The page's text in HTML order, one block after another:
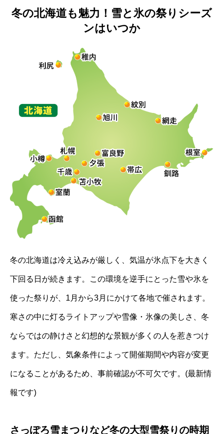
冬の北海道も魅力！雪と氷の祭りシーズ
ンはいつか
冬の北海道は冷え込みが厳しく、気温が氷点下を大きく
下回る日が続きます。この環境を逆手にとった雪や氷を
使った祭りが、1月から3月にかけて各地で催されます。
寒さの中に灯るライトアップや雪像・氷像の美しさ、冬
ならではの静けさと幻想的な景観が多くの人を惹きつけ
ます。ただし、気象条件によって開催期間や内容が変更
になることがあるため、事前確認が不可欠です。(最新情
報です)
さっぽろ雪まつりなど冬の大型雪祭りの時期